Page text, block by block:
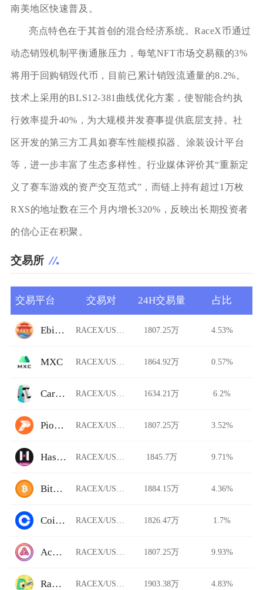
南美地区快速普及。
亮点特色在于其首创的混合经济系统。RaceX币通过
动态销毁机制平衡通胀压力，每笔NFT市场交易额的3%
将用于回购销毁代币，目前已累计销毁流通量的8.2%。
技术上采用的BLS12-381曲线优化方案，使智能合约执
行效率提升40%，为大规模并发赛事提供底层支持。社
区开发的第三方工具如赛车性能模拟器、涂装设计平台
等，进一步丰富了生态多样性。行业媒体评价其“重新定
义了赛车游戏的资产交互范式”，而链上持有超过1万枚
RXS的地址数在三个月内增长320%，反映出长期投资者
的信心正在积聚。
交易所
交易平台 交易对 24H交易量 占比
Ebisu's Bay 1807.25万 4.53%
MXC 1864.92万 0.57%
Carbon DeFi 1634.21万 6.2%
Pionex 1807.25万 3.52%
HashKey Global 1845.7万 9.71%
BitFlip 1884.15万 4.36%
Coinbase Pro 1826.47万 1.7%
Acala Swap 1807.25万 9.93%
Rawr Trade 1903.38万 4.83%